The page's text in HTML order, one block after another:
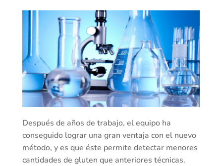
Después de años de trabajo, el equipo ha
conseguido lograr una gran ventaja con el nuevo
método, y es que éste permite detectar menores
cantidades de gluten que anteriores técnicas.